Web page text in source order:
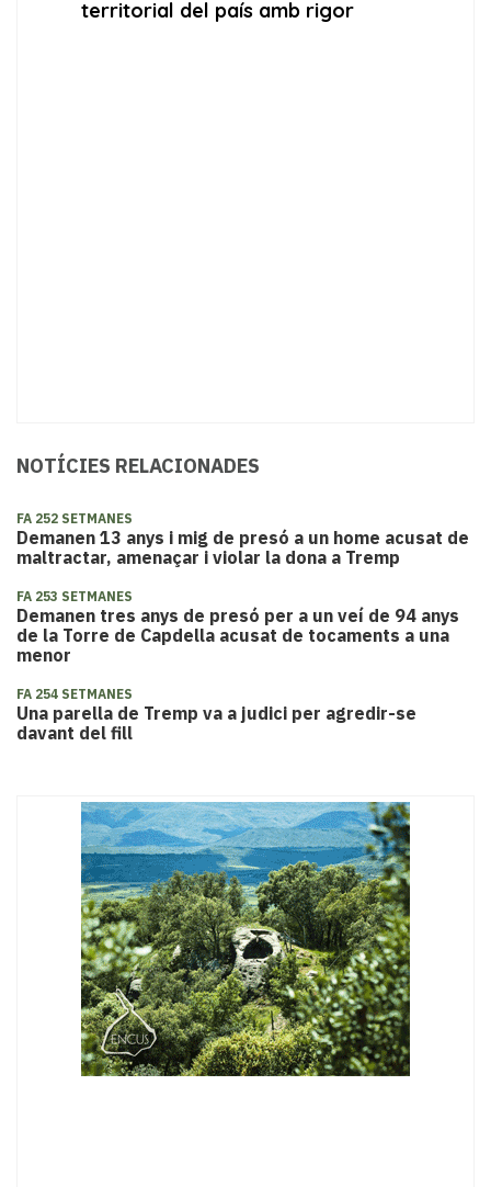
NOTÍCIES RELACIONADES
FA 252 SETMANES
​Demanen 13 anys i mig de presó a un home acusat de
maltractar, amenaçar i violar la dona a Tremp
FA 253 SETMANES
Demanen tres anys de presó per a un veí de 94 anys
de la Torre de Capdella acusat de tocaments a una
menor
FA 254 SETMANES
Una parella de Tremp va a judici per agredir-se
davant del fill